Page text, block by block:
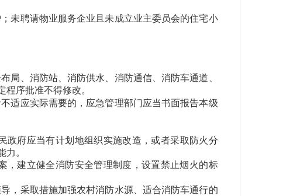
未聘请物业服务企业且未成立业主委员会的住宅小
、消防站、消防供水、消防通信、消防车通道、
序批准不得修改。
适应实际需要的，应急管理部门应当书面报告本级
府应当有计划地组织实施改造，或者采取防火分
。
，建立健全消防安全管理制度，设置禁止烟火的标
，采取措施加强农村消防水源、适合消防车通行的